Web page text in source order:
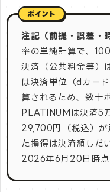
注記（前提・誤差・
率の単純計算で、
決済（公共料金等）
は決済単位（dカー
算されるため、数十
PLATINUMは決済5
29,700円（税込）が
た損得は決済額しだ
2026年6月20日時点